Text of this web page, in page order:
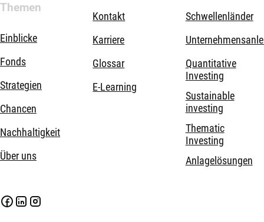
Themen
Einblicke
Fonds
Strategien
Chancen
Nachhaltigkeit
Über uns
Kontakt
Karriere
Glossar
E-Learning
Schwellenländer
Quantitative
Investing
Sustainable
investing
Thematic
Investing
Anlagelösungen